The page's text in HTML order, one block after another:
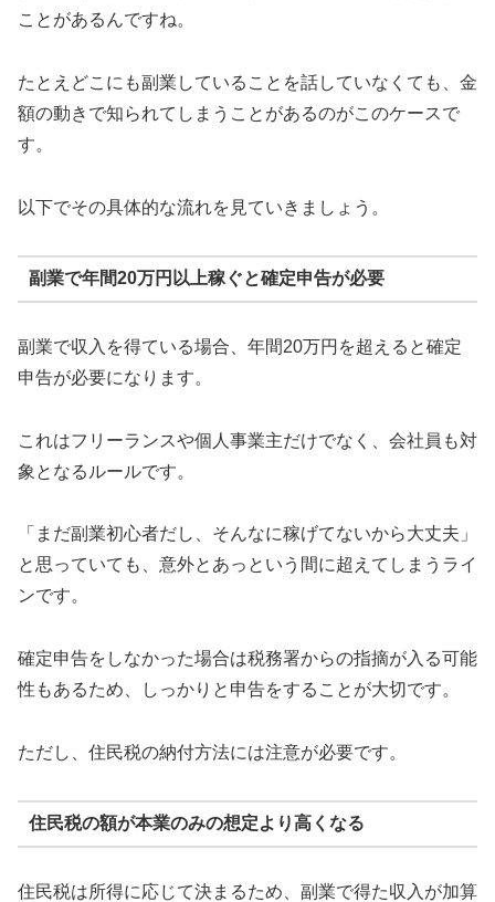
ことがあるんですね。
たとえどこにも副業していることを話していなくても、金
額の動きで知られてしまうことがあるのがこのケースで
す。
以下でその具体的な流れを見ていきましょう。
副業で年間20万円以上稼ぐと確定申告が必要
副業で収入を得ている場合、年間20万円を超えると確定
申告が必要になります。
これはフリーランスや個人事業主だけでなく、会社員も対
象となるルールです。
「まだ副業初心者だし、そんなに稼げてないから大丈夫」
と思っていても、意外とあっという間に超えてしまうライ
ンです。
確定申告をしなかった場合は税務署からの指摘が入る可能
性もあるため、しっかりと申告をすることが大切です。
ただし、住民税の納付方法には注意が必要です。
住民税の額が本業のみの想定より高くなる
住民税は所得に応じて決まるため、副業で得た収入が加算